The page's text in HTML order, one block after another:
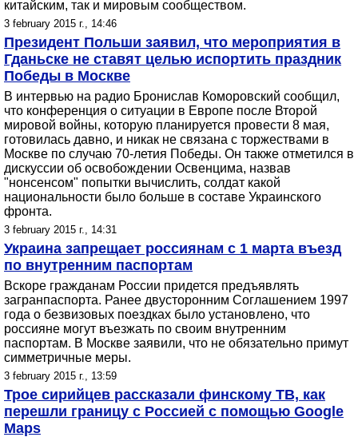
китайским, так и мировым сообществом.
3 february 2015 г., 14:46
Президент Польши заявил, что мероприятия в
Гданьске не ставят целью испортить праздник
Победы в Москве
В интервью на радио Бронислав Коморовский сообщил,
что конференция о ситуации в Европе после Второй
мировой войны, которую планируется провести 8 мая,
готовилась давно, и никак не связана с торжествами в
Москве по случаю 70-летия Победы. Он также отметился в
дискуссии об освобождении Освенцима, назвав
"нонсенсом" попытки вычислить, солдат какой
национальности было больше в составе Украинского
фронта.
3 february 2015 г., 14:31
Украина запрещает россиянам с 1 марта въезд
по внутренним паспортам
Вскоре гражданам России придется предъявлять
загранпаспорта. Ранее двусторонним Соглашением 1997
года о безвизовых поездках было установлено, что
россияне могут въезжать по своим внутренним
паспортам. В Москве заявили, что не обязательно примут
симметричные меры.
3 february 2015 г., 13:59
Трое сирийцев рассказали финскому ТВ, как
перешли границу с Россией с помощью Google
Maps